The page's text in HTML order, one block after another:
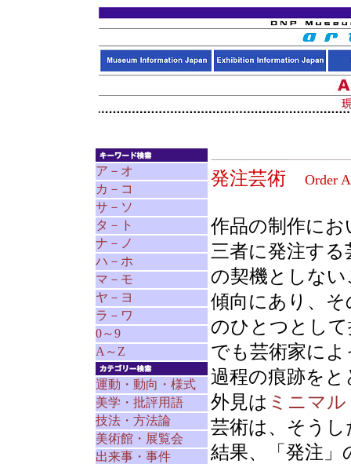
ア－オ
カ－コ
サ－ソ
タ－ト
ナ－ノ
ハ－ホ
マ－モ
ヤ－ヨ
ラ－ワ
0～9
A～Z
運動・動向・様式
美学・批評用語
技法・方法論
美術館・展覧会
出来事・事件
発注芸術 Order
作品の制作に
三者に発注す
の契機としな
傾向にあり、そ
のひとつとし
でも芸術家に
過程の痕跡を
外見は ミニマ
芸術は、そう
結果、「発注」